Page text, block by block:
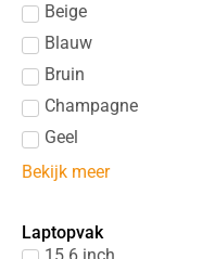
Beige
Blauw
Bruin
Champagne
Geel
Bekijk meer
Laptopvak